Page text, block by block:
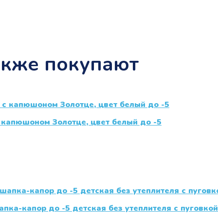
покупают
Золотце, цвет белый до -5
капор до -5 детская без утеплителя с